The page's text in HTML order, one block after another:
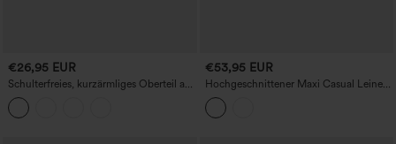
€26,95 EUR
Schulterfreies, kurzärmliges Oberteil aus
Baumwolle mit Rüschen
€53,95 EUR
Hochgeschnittener Maxi Casual Leinen-
Look Tellerrock